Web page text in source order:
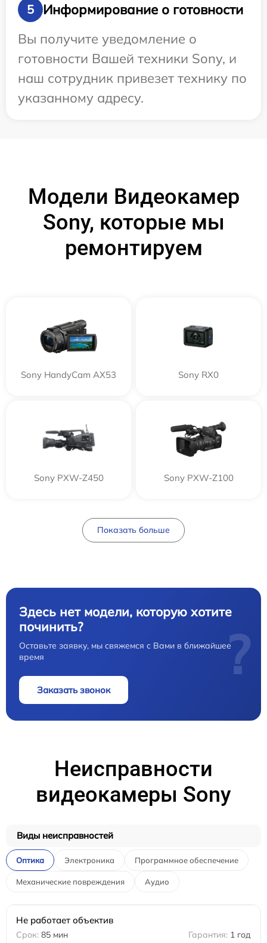
5
Информирование о готовности
Вы получите уведомление о
готовности Вашей техники Sony, и
наш сотрудник привезет технику по
указанному адресу.
Модели Видеокамер
Sony, которые мы
ремонтируем
Sony HandyCam AX53 Sony RX0
Sony PXW-Z450 Sony PXW-Z100
Показать больше
Здесь нет модели, которую хотите
починить?
Оставьте заявку, мы свяжемся с Вами в ближайшее
время
Заказать звонок
?
Неисправности
видеокамеры Sony
Виды неисправностей
Оптика Электроника Программное обеспечение
Механические повреждения Аудио
Не работает объектив
85 мин 1 год